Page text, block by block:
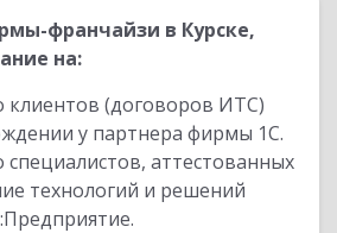
франчайзи в Курске,
на:
клиентов (договоров ИТС)
у партнера фирмы 1С.
специалистов, аттестованных
технологий и решений